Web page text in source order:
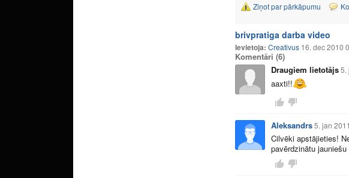
Ziņot par pārkāpumu
brivpratiga darba video
Ievietoja: Creativus 16. dec 2010
Komentāri (6)
Draugiem lietotājs5.
aaxti!!
Aleksandrs5. jan
Cilvēki apstājieties!
pavērdzinātu